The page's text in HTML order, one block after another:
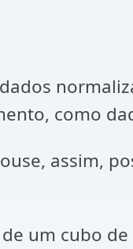
como
assim,
um cubo de